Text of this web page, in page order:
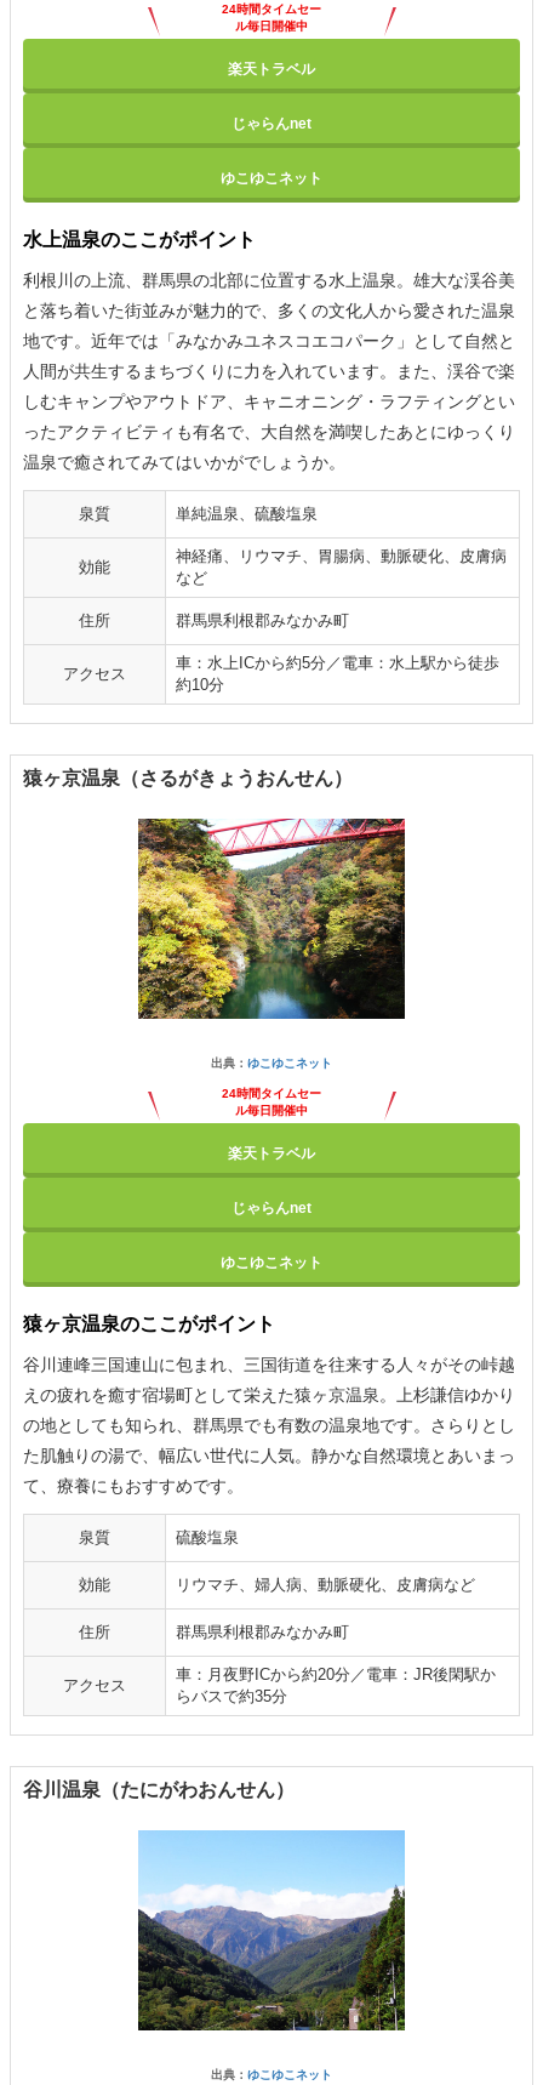
24時間タイムセー
ル毎日開催中
楽天トラベル
じゃらんnet
ゆこゆこネット
水上温泉のここがポイント
利根川の上流、群馬県の北部に位置する水上温泉。雄大な渓谷美
と落ち着いた街並みが魅力的で、多くの文化人から愛された温泉
地です。近年では「みなかみユネスコエコパーク」として自然と
人間が共生するまちづくりに力を入れています。また、渓谷で楽
しむキャンプやアウトドア、キャニオニング・ラフティングとい
ったアクティビティも有名で、大自然を満喫したあとにゆっくり
温泉で癒されてみてはいかがでしょうか。
泉質 単純温泉、硫酸塩泉
効能
神経痛、リウマチ、胃腸病、動脈硬化、皮膚病
など
住所 群馬県利根郡みなかみ町
アクセス
車：水上ICから約5分／電車：水上駅から徒歩
約10分
猿ヶ京温泉（さるがきょうおんせん）
出典： ゆこゆこネット
24時間タイムセー
ル毎日開催中
楽天トラベル
じゃらんnet
ゆこゆこネット
猿ヶ京温泉のここがポイント
谷川連峰三国連山に包まれ、三国街道を往来する人々がその峠越
えの疲れを癒す宿場町として栄えた猿ヶ京温泉。上杉謙信ゆかり
の地としても知られ、群馬県でも有数の温泉地です。さらりとし
た肌触りの湯で、幅広い世代に人気。静かな自然環境とあいまっ
て、療養にもおすすめです。
泉質 硫酸塩泉
効能 リウマチ、婦人病、動脈硬化、皮膚病など
住所 群馬県利根郡みなかみ町
アクセス
車：月夜野ICから約20分／電車：JR後閑駅か
らバスで約35分
谷川温泉（たにがわおんせん）
出典： ゆこゆこネット